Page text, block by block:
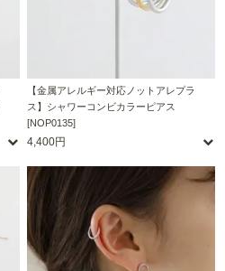
【金属アレルギー対応ノットアレプラ
ス】シャワーコンビカラーピアス
[NOP0135]
4,400円